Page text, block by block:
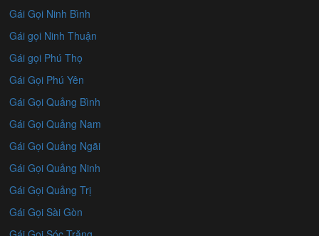
Gái Gọi Ninh Bình
Gái gọi Ninh Thuận
Gái gọi Phú Thọ
Gái Gọi Phú Yên
Gái Gọi Quảng Bình
Gái Gọi Quảng Nam
Gái Gọi Quảng Ngãi
Gái Gọi Quảng Ninh
Gái Gọi Quảng Trị
Gái Gọi Sài Gòn